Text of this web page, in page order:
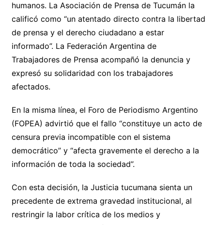
humanos. La Asociación de Prensa de Tucumán la
calificó como “un atentado directo contra la libertad
de prensa y el derecho ciudadano a estar
informado”. La Federación Argentina de
Trabajadores de Prensa acompañó la denuncia y
expresó su solidaridad con los trabajadores
afectados.
En la misma línea, el Foro de Periodismo Argentino
(FOPEA) advirtió que el fallo “constituye un acto de
censura previa incompatible con el sistema
democrático” y “afecta gravemente el derecho a la
información de toda la sociedad”.
Con esta decisión, la Justicia tucumana sienta un
precedente de extrema gravedad institucional, al
restringir la labor crítica de los medios y